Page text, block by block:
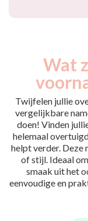
Wat
Twijfelen jullie
vergelijkbare
doen! Vinden
helemaal
helpt verder. Deze
of stijl. Ideaal
smaak uit het
eenvoudige en